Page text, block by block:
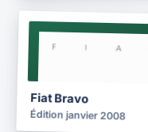
NOTICE
Fiat Bravo
Édition janvier 2008